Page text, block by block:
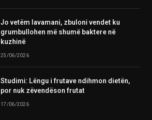
Jo vetëm lavamani, zbuloni vendet ku
grumbullohen më shumë baktere në
kuzhinë
25/06/2026
Studimi: Lëngu i frutave ndihmon dietën,
por nuk zëvendëson frutat
17/06/2026